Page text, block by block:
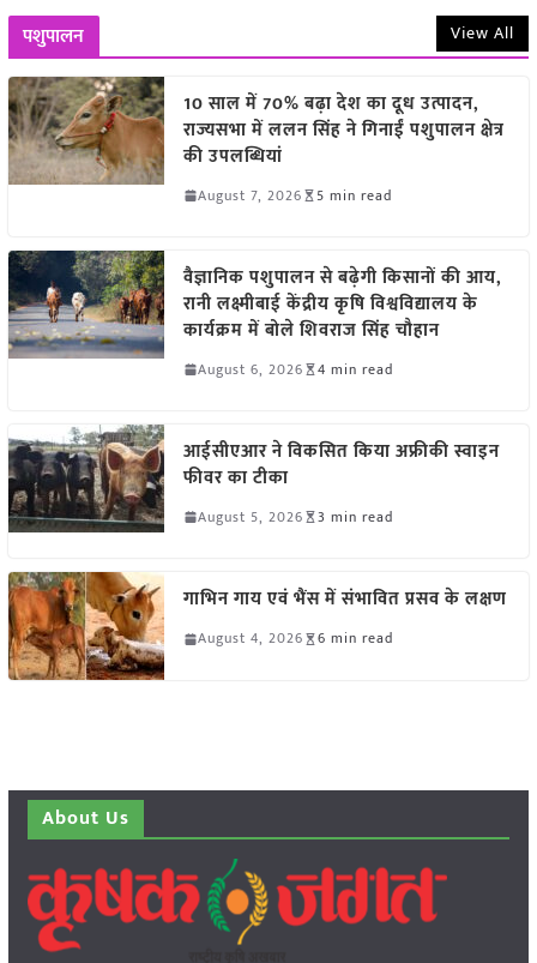
पशुपालन View All
10 साल में 70% बढ़ा देश का दूध उत्पादन,
राज्यसभा में ललन सिंह ने गिनाईं पशुपालन क्षेत्र
की उपलब्धियां
August 7, 2026 5 min read
वैज्ञानिक पशुपालन से बढ़ेगी किसानों की आय,
रानी लक्ष्मीबाई केंद्रीय कृषि विश्वविद्यालय के
कार्यक्रम में बोले शिवराज सिंह चौहान
August 6, 2026 4 min read
आईसीएआर ने विकसित किया अफ्रीकी स्वाइन
फीवर का टीका
August 5, 2026 3 min read
गाभिन गाय एवं भैंस में संभावित प्रसव के लक्षण
August 4, 2026 6 min read
About Us